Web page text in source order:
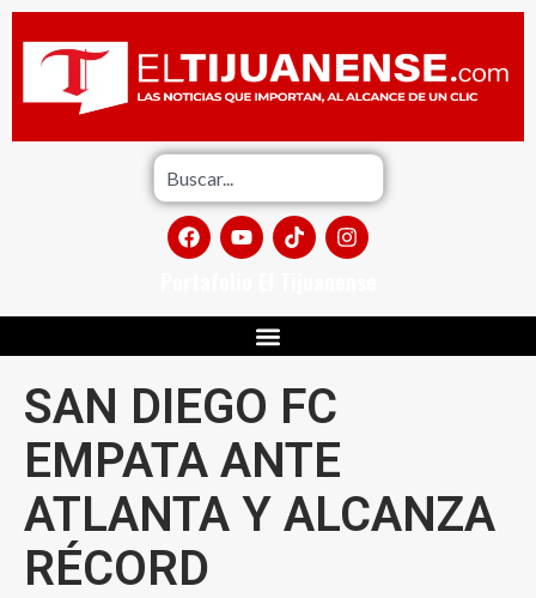
SAN DIEGO FC
EMPATA ANTE
ATLANTA Y ALCANZA
RÉCORD